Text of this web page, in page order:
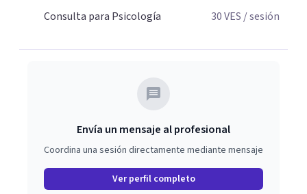
Consulta para Psicología
30VES / sesión
Envía un mensaje al profesional
Coordina una sesión directamente mediante mensaje
Ver perfil completo